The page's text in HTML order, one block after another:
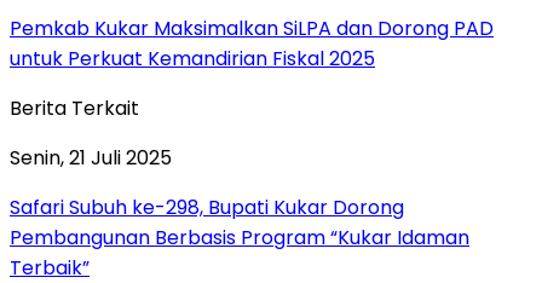
Pemkab Kukar Maksimalkan SiLPA dan Dorong PAD
untuk Perkuat Kemandirian Fiskal 2025
Berita Terkait
Senin, 21 Juli 2025
Safari Subuh ke-298, Bupati Kukar Dorong
Pembangunan Berbasis Program “Kukar Idaman
Terbaik”